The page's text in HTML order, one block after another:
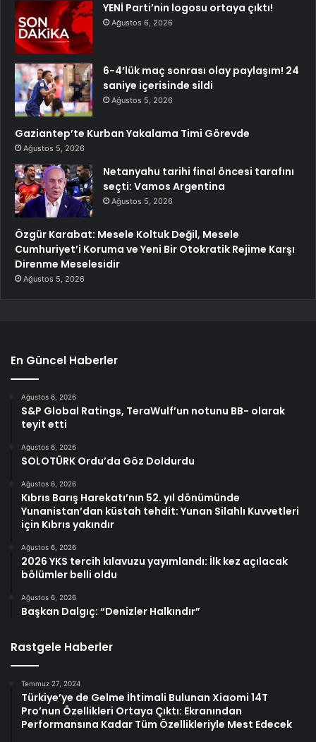
YENİ Parti’nin logosu ortaya çıktı!
Ağustos 6, 2026
6-4’lük maç sonrası olay paylaşım! 24
saniye içerisinde sildi
Ağustos 5, 2026
Gaziantep’te Kurban Yakalama Timi Görevde
Ağustos 5, 2026
Netanyahu tarihi final öncesi tarafını
seçti: Vamos Argentina
Ağustos 5, 2026
Özgür Karabat: Mesele Koltuk Değil, Mesele
Cumhuriyet’i Koruma ve Yeni Bir Otokratik Rejime Karşı
Direnme Meselesidir
Ağustos 5, 2026
En Güncel Haberler
Ağustos 6, 2026
S&P Global Ratings, TeraWulf’un notunu BB- olarak
teyit etti
Ağustos 6, 2026
SOLOTÜRK Ordu’da Göz Doldurdu
Ağustos 6, 2026
Kıbrıs Barış Harekatı’nın 52. yıl dönümünde
Yunanistan’dan küstah tehdit: Yunan Silahlı Kuvvetleri
için Kıbrıs yakındır
Ağustos 6, 2026
2026 YKS tercih kılavuzu yayımlandı: İlk kez açılacak
bölümler belli oldu
Ağustos 6, 2026
Başkan Dalgıç: “Denizler Halkındır”
Rastgele Haberler
Temmuz 27, 2024
Türkiye’ye de Gelme İhtimali Bulunan Xiaomi 14T
Pro’nun Özellikleri Ortaya Çıktı: Ekranından
Performansına Kadar Tüm Özellikleriyle Mest Edecek